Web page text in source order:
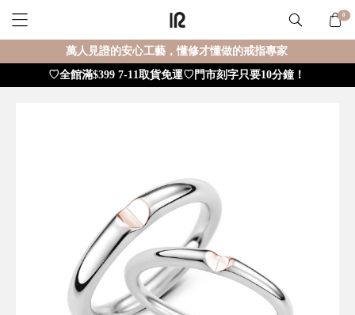
0
萬人見證的安心工藝，懂修才懂做的戒指專家
♡全館滿$399 7-11取貨免運♡門市刻字只要10分鐘！